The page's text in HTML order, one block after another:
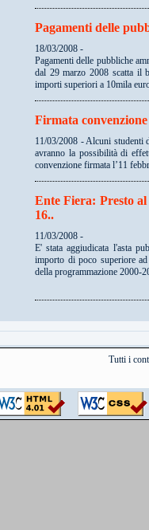
Pagamenti delle
18/03/2008 -
Pagamenti delle pubbliche
dal 29 marzo 2008 scatta il
importi superiori a 10mila
Firmata
11/03/2008 - Alcuni studenti
avranno la possibilità di
convenzione firmata l’11
Ente Fiera: Presto
16..
11/03/2008 -
E' stata aggiudicata l'asta
importo di poco superiore
della programmazione 2000-
Tutti i